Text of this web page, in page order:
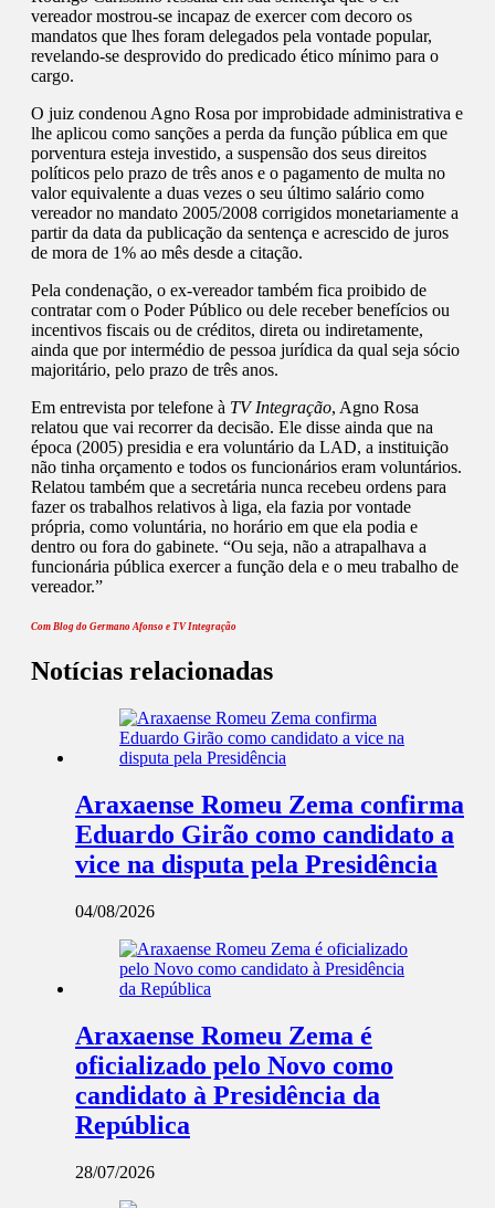
vereador mostrou-se incapaz de exercer com decoro os
mandatos que lhes foram delegados pela vontade popular,
revelando-se desprovido do predicado ético mínimo para o
cargo.
O juiz condenou Agno Rosa por improbidade administrativa e
lhe aplicou como sanções a perda da função pública em que
porventura esteja investido, a suspensão dos seus direitos
políticos pelo prazo de três anos e o pagamento de multa no
valor equivalente a duas vezes o seu último salário como
vereador no mandato 2005/2008 corrigidos monetariamente a
partir da data da publicação da sentença e acrescido de juros
de mora de 1% ao mês desde a citação.
Pela condenação, o ex-vereador também fica proibido de
contratar com o Poder Público ou dele receber benefícios ou
incentivos fiscais ou de créditos, direta ou indiretamente,
ainda que por intermédio de pessoa jurídica da qual seja sócio
majoritário, pelo prazo de três anos.
Em entrevista por telefone à TV Integração, Agno Rosa
relatou que vai recorrer da decisão. Ele disse ainda que na
época (2005) presidia e era voluntário da LAD, a instituição
não tinha orçamento e todos os funcionários eram voluntários.
Relatou também que a secretária nunca recebeu ordens para
fazer os trabalhos relativos à liga, ela fazia por vontade
própria, como voluntária, no horário em que ela podia e
dentro ou fora do gabinete. “Ou seja, não a atrapalhava a
funcionária pública exercer a função dela e o meu trabalho de
vereador.”
Com Blog do Germano Afonso e TV Integração
Notícias relacionadas
Araxaense Romeu Zema confirma
Eduardo Girão como candidato a
vice na disputa pela Presidência
04/08/2026
Araxaense Romeu Zema é
oficializado pelo Novo como
candidato à Presidência da
República
28/07/2026